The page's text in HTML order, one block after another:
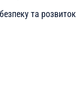
та розвиток